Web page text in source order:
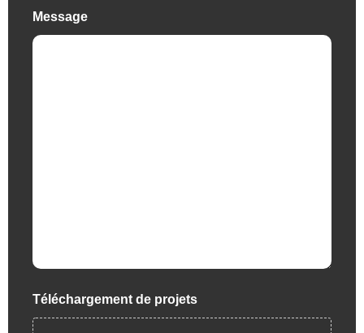
Message
Téléchargement de projets